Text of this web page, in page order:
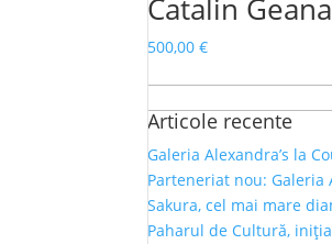
a
Catalin
500,00€
după:
Articole recente
Galeria Alexandra’s la
Parteneriat nou: Galeria
Sakura, cel mai mare
Paharul de Cultură,